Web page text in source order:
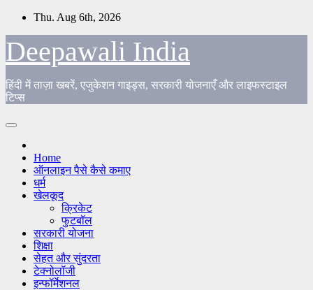
Skip
content
Thu. Aug 6th, 2026
Deepawali India
हिंदी में ताज़ा खबरें, एजुकेशन गाइड्स, सरकारी योजनाएँ और लाइफस्टाइल
टिप्स
Home
ऑनलाइन पैसे कैसे कमाए
धर्म
खेलकूद
क्रिकेट
फुटबॉल
सरकारी योजना
शिक्षा
सेहत और सुंदरता
टेक्नोलॉजी
इन्फॉर्मेशनल